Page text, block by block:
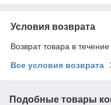
Условия возврата
Возврат товара в
Все условия возврата
Подобные товары